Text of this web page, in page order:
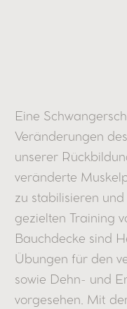
Eine
Veränderungen
unserer
veränderte
zu stabilisieren
gezielten Training
Bauchdecke sind
Übungen für den
sowie Dehn- und
vorgesehen. Mit